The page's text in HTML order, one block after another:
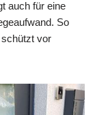
auch für eine
So
schützt vor